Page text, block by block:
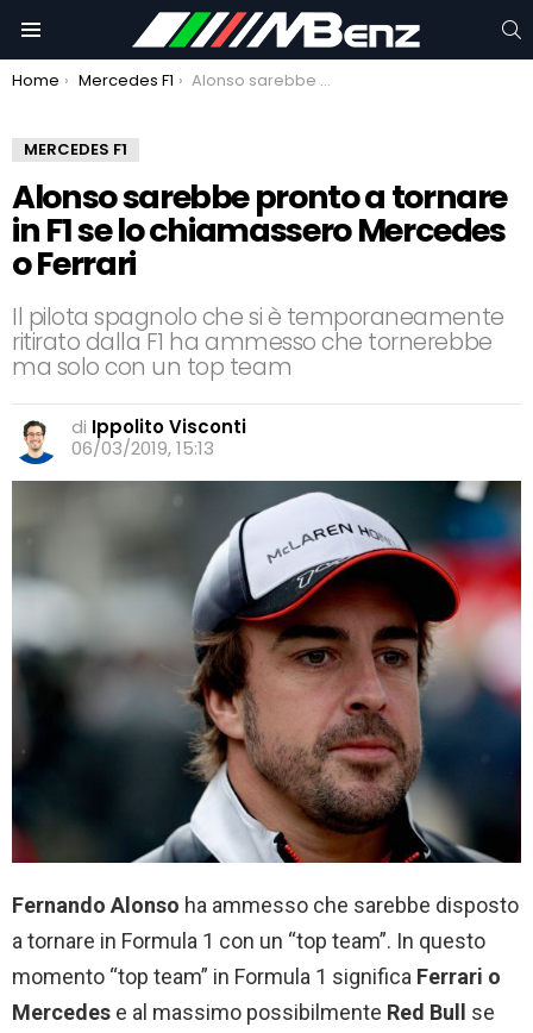
You are here:
Home Mercedes F1 Alonso sarebbe pronto a tornare in F1 se lo chiamassero Mercedes o Ferrari
MERCEDES F1
Alonso sarebbe pronto a tornare
in F1 se lo chiamassero Mercedes
o Ferrari
Il pilota spagnolo che si è temporaneamente
ritirato dalla F1 ha ammesso che tornerebbe
ma solo con un top team
di Ippolito Visconti
06/03/2019, 15:13
Fernando Alonso ha ammesso che sarebbe disposto
a tornare in Formula 1 con un “top team”. In questo
momento “top team” in Formula 1 significa Ferrari o
Mercedes e al massimo possibilmente Red Bull
se